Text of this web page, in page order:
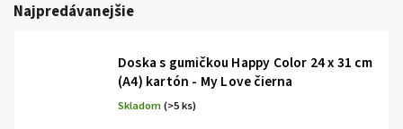
Najpredávanejšie
Doska s gumičkou Happy Color 24 x 31 cm
(A4) kartón - My Love čierna
Skladom(>5 ks)